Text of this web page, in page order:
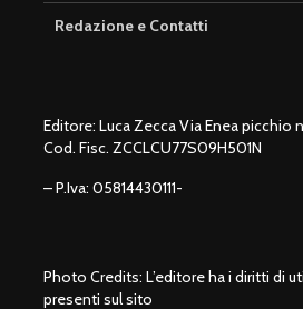
Redazione e Contatti
Editore: Luca Zecca Via Enea picchio
Cod. Fisc. ZCCLCU77S09H501N
– P.Iva: 05814430111-
Photo Credits: L’editore ha i diritti di
presenti sul sito